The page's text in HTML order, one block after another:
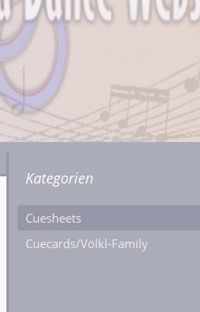
Kategorien
Cuesheets
Cuecards/Völkl-Family